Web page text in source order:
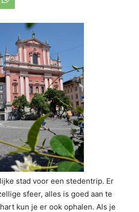
stad voor een stedentrip. Er
sfeer, alles is goed aan te
kun je er ook ophalen. Als je